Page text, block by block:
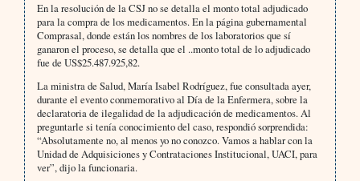
En la resolución de la CSJ no se detalla el monto total adjudicado
para la compra de los medicamentos. En la página gubernamental
Comprasal, donde están los nombres de los laboratorios que sí
ganaron el proceso, se detalla que el ..monto total de lo adjudicado
fue de US$25.487.925,82.
La ministra de Salud, María Isabel Rodríguez, fue consultada ayer,
durante el evento conmemorativo al Día de la Enfermera, sobre la
declaratoria de ilegalidad de la adjudicación de medicamentos. Al
preguntarle si tenía conocimiento del caso, respondió sorprendida:
“Absolutamente no, al menos yo no conozco. Vamos a hablar con la
Unidad de Adquisiciones y Contrataciones Institucional, UACI, para
ver”, dijo la funcionaria.